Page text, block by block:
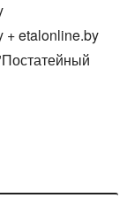
+ etalonline.by